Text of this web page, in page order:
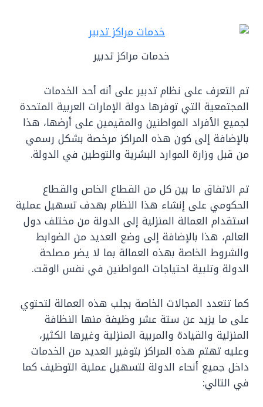
خدمات مراكز تدبير
تم التعرف على نظام تدبير على أنه أحد الخدمات
المجتمعية التي توفرها دولة الإمارات العربية المتحدة
لجميع الأفراد المواطنين والمقيمين على أرضها، هذا
بالإضافة إلى كون هذه المراكز مرخصة بشكل رسمي
من قبل وزارة الموارد البشرية والتوطين في الدولة.
تم الاتفاق ما بين كل من القطاع الخاص والقطاع
الحكومي على إنشاء هذا النظام بهدف تسهيل عملية
استقدام العمالة المنزلية إلى الدولة من مختلف دول
العالم، هذا بالإضافة إلى وضع العديد من الضوابط
والشروط الخاصة بهذه العمالة بما لا يضر مصلحة
الدولة وتلبية احتياجات المواطنين في نفس الوقت.
كما تتعدد المجالات الخاصة بجلب هذه العمالة لتحتوي
على ما يزيد عن ستة عشر وظيفة منها النظافة
المنزلية والقيادة والمربية المنزلية وغيرها الكثير،
وعليه تهتم هذه المراكز بتوفير العديد من الخدمات
داخل جميع أنحاء الدولة لتسهيل عملية التوظيف كما
في التالي: